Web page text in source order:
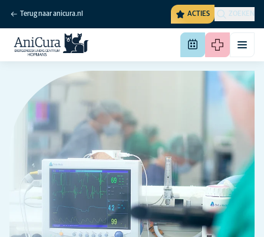
Terug naar anicura.nl ACTIES ZOEKEN